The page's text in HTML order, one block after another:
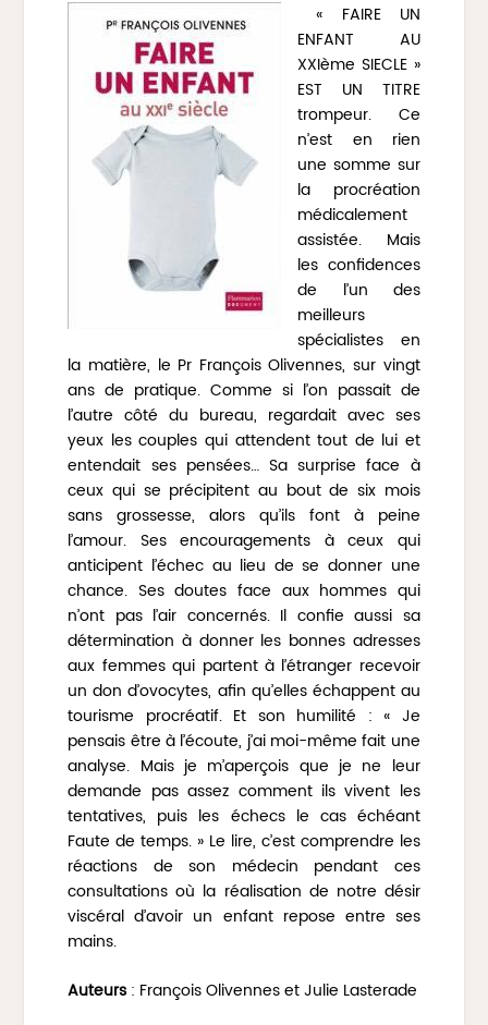
« FAIRE UN
ENFANT AU
XXIème SIECLE »
EST UN TITRE
trompeur. Ce
n’est en rien
une somme sur
la procréation
médicalement
assistée. Mais
les confidences
de l’un des
meilleurs
spécialistes en
la matière, le Pr François Olivennes, sur vingt
ans de pratique. Comme si l’on passait de
l’autre côté du bureau, regardait avec ses
yeux les couples qui attendent tout de lui et
entendait ses pensées… Sa surprise face à
ceux qui se précipitent au bout de six mois
sans grossesse, alors qu’ils font à peine
l’amour. Ses encouragements à ceux qui
anticipent l’échec au lieu de se donner une
chance. Ses doutes face aux hommes qui
n’ont pas l’air concernés. Il confie aussi sa
détermination à donner les bonnes adresses
aux femmes qui partent à l’étranger recevoir
un don d’ovocytes, afin qu’elles échappent au
tourisme procréatif. Et son humilité : « Je
pensais être à l’écoute, j’ai moi-même fait une
analyse. Mais je m’aperçois que je ne leur
demande pas assez comment ils vivent les
tentatives, puis les échecs le cas échéant
Faute de temps. » Le lire, c’est comprendre les
réactions de son médecin pendant ces
consultations où la réalisation de notre désir
viscéral d’avoir un enfant repose entre ses
mains.
Auteurs : François Olivennes et Julie Lasterade